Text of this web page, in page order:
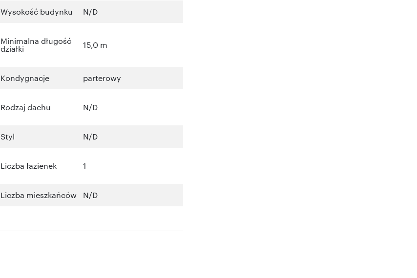
Wysokość budynku N/D
Minimalna długość
działki 15,0 m
Kondygnacje parterowy
Rodzaj dachu N/D
Styl N/D
Liczba łazienek 1
Liczba mieszkańców N/D